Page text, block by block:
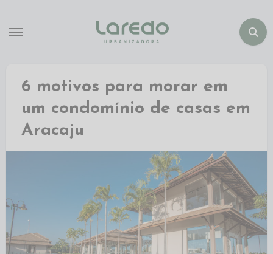
6 motivos para morar em
um condomínio de casas em
Aracaju